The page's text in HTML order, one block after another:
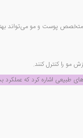
پوست و مو می‌تواند
مو را کنترل کنند.
طبیعی اشاره کرد که عملکرد